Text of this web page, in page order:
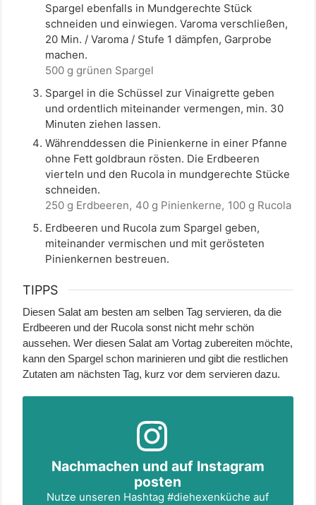
Spargel ebenfalls in Mundgerechte Stück
schneiden und einwiegen. Varoma verschließen,
20 Min. / Varoma / Stufe 1 dämpfen, Garprobe
machen.
500 g grünen Spargel
Spargel in die Schüssel zur Vinaigrette geben
und ordentlich miteinander vermengen, min. 30
Minuten ziehen lassen.
Währenddessen die Pinienkerne in einer Pfanne
ohne Fett goldbraun rösten. Die Erdbeeren
vierteln und den Rucola in mundgerechte Stücke
schneiden.
250 g Erdbeeren, 40 g Pinienkerne, 100 g Rucola
Erdbeeren und Rucola zum Spargel geben,
miteinander vermischen und mit gerösteten
Pinienkernen bestreuen.
TIPPS
Diesen Salat am besten am selben Tag servieren, da die
Erdbeeren und der Rucola sonst nicht mehr schön
aussehen. Wer diesen Salat am Vortag zubereiten möchte,
kann den Spargel schon marinieren und gibt die restlichen
Zutaten am nächsten Tag, kurz vor dem servieren dazu.
Nachmachen und auf Instagram
posten
Nutze unseren Hashtag#diehexenküche auf